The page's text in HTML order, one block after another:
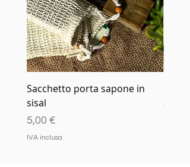
Sacchetto porta sapone in
sisal
Prezzo
5,00 €
IVA inclusa
9,00 €